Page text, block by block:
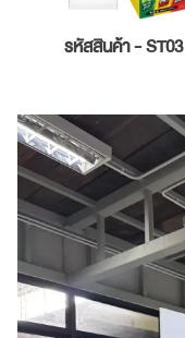
รหัสสินค้า - ST03